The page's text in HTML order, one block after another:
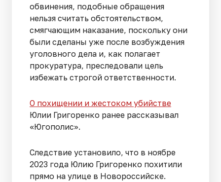
обвинения, подобные обращения
нельзя считать обстоятельством,
смягчающим наказание, поскольку они
были сделаны уже после возбуждения
уголовного дела и, как полагает
прокуратура, преследовали цель
избежать строгой ответственности.
О похищении и жестоком убийстве
Юлии Григоренко ранее рассказывал
«Югополис».
Следствие установило, что в ноябре
2023 года Юлию Григоренко похитили
прямо на улице в Новороссийске.